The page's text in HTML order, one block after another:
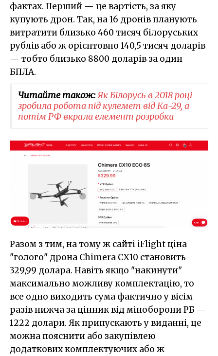
фактах. Перший — це вартість, за яку
купують дрон. Так, на 16 дронів планують
витратити близько 460 тисяч білоруських
рублів або ж орієнтовно 140,5 тисяч доларів
— тобто близько 8800 доларів за один
БПЛА.
Читайте також:Як Білорусь в 2018 році
зробила робота під кулемет від Ка-29, а
потім РФ вкрала елемент розробки
Разом з тим, на тому ж сайті iFlight ціна
"голого" дрона Chimera CX10 становить
329,99 долара. Навіть якщо "накинути"
максимально можливу комплектацію, то
все одно виходить сума фактично у вісім
разів нижча за цінник від міноборони РБ —
1222 долари. Як припускають у виданні, це
можна пояснити або закупівлею
додаткових комплектуючих або ж